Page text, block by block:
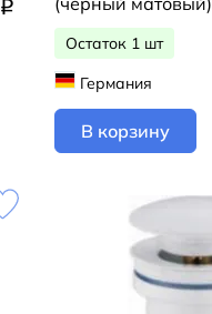
q
Остаток 1 шт
Германия
В корзину